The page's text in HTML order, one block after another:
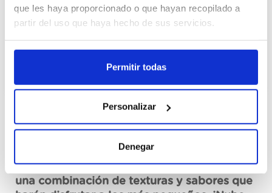
que les haya proporcionado o que hayan recopilado a
partir del uso que haya hecho de sus servicios.
Permitir todas
Personalizar
Denegar
Ez dago eskuragarri, eskatu orain
Fitxa teknikoa ikusi
Deskribapena
Sabrosos mini helados en forma y sabor de
las chuches de siempre. FRIGO CHUCHES es
una combinación de texturas y sabores que